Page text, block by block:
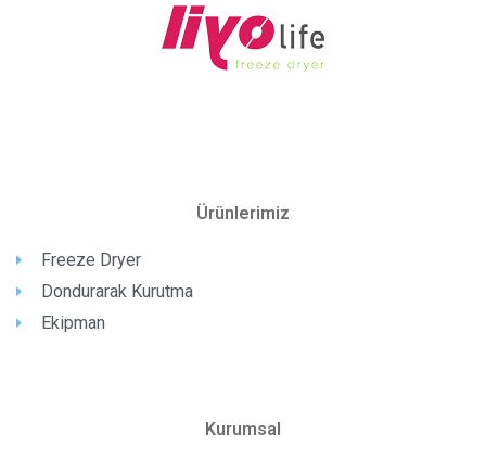
Ürünlerimiz
Freeze Dryer
Dondurarak Kurutma
Ekipman
Kurumsal